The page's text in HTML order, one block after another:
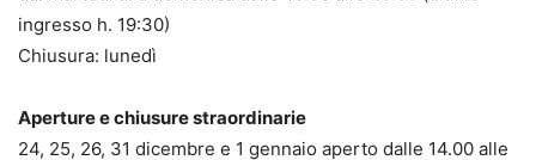
ingresso h. 19:30)
Chiusura: lunedì
Aperture e chiusure straordinarie
24, 25, 26, 31 dicembre e 1 gennaio aperto dalle 14.00 alle